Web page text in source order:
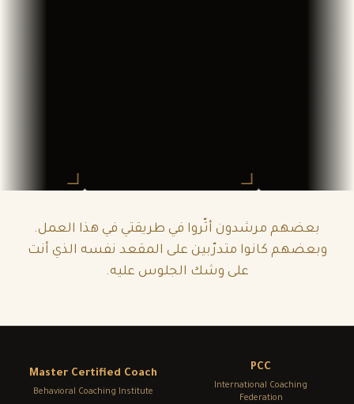
بعضهم مرشدون أثّروا في طريقتي في هذا العمل.
وبعضهم كانوا متدرّبين على المقعد نفسه الذي أنت
على وشك الجلوس عليه.
PCC
International Coaching
Federation
Master Certified Coach
Behavioral Coaching Institute